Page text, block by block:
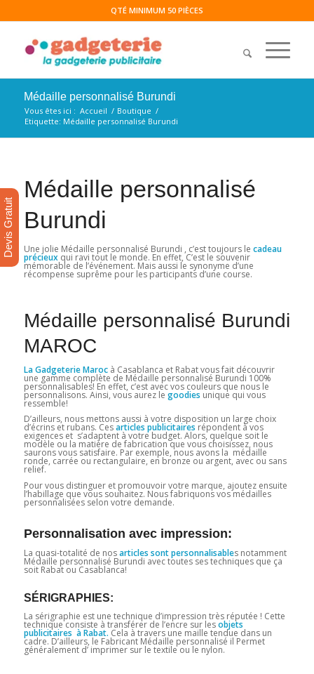
QTÉ MINIMUM 50 PIÈCES
Médaille personnalisé Burundi
Vous êtes ici : Accueil / Boutique /
Etiquette: Médaille personnalisé Burundi
Médaille personnalisé
Burundi
Une jolie Médaille personnalisé Burundi , c’est toujours le cadeau
précieuxqui ravi tout le monde. En effet, C’est le souvenir
mémorable de l’événement. Mais aussi le synonyme d’une
récompense suprême pour les participants d’une course.
Médaille personnalisé Burundi
MAROC
La Gadgeterie Marocà Casablanca et Rabat vous fait découvrir
une gamme complète de Médaille personnalisé Burundi 100%
personnalisables! En effet, c’est avec vos couleurs que nous le
personnalisons. Ainsi, vous aurez le goodies unique qui vous
ressemble!
D’ailleurs, nous mettons aussi à votre disposition un large choix
d’écrins et rubans. Cesarticles publicitaires répondent à vos
exigences et s’adaptent à votre budget. Alors, quelque soit le
modèle ou la matière de fabrication que vous choisissez, nous
saurons vous satisfaire. Par exemple, nous avons la médaille
ronde, carrée ou rectangulaire, en bronze ou argent, avec ou sans
relief.
Pour vous distinguer et promouvoir votre marque, ajoutez ensuite
l’habillage que vous souhaitez. Nous fabriquons vos médailles
personnalisées selon votre demande.
Personnalisation avec impression:
La quasi-totalité de nosarticles sont personnalisables notamment
Médaille personnalisé Burundi avec toutes ses techniques que ça
soit Rabat ou Casablanca!
SÉRIGRAPHIES:
La sérigraphie est une technique d’impression très réputée ! Cette
technique consiste à transférer de l’encre sur lesobjets
publicitaires à Rabat. Cela à travers une maille tendue dans un
cadre. D’ailleurs, le Fabricant Médaille personnalisé il Permet
généralement d’ imprimer sur le textile ou le nylon.
Devis Gratuit